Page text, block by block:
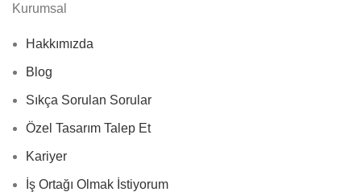
Kurumsal
Hakkımızda
Blog
Sıkça Sorulan Sorular
Özel Tasarım Talep Et
Kariyer
İş Ortağı Olmak İstiyorum